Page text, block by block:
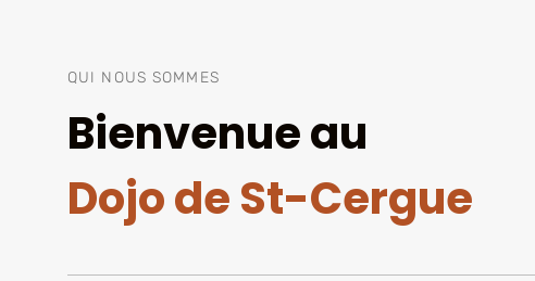
QUI NOUS SOMMES
Bienvenue au
Dojo de St-Cergue